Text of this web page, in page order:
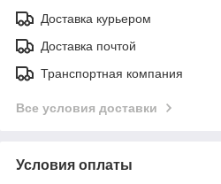
Доставка курьером
Доставка почтой
Транспортная компания
Все условия доставки
Условия оплаты